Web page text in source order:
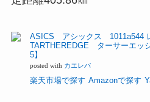
ASICS アシックス 1011a544
TARTHEREDGE ターサーエッ
5】
posted with カエレバ
楽天市場で探す Amazonで探す